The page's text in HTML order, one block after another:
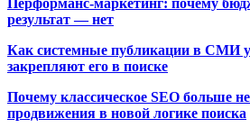
результат — нет
Как системные публикации в СМИ
закрепляют его в поиске
Почему классическое SEO больше
продвижения в новой логике поиска